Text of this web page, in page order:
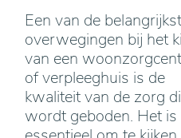
Een van de
overwegingen bij het
van een
of verpleeghuis is de
kwaliteit van de zorg
wordt geboden. Het is